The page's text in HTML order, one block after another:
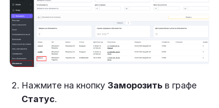
Нажмите на кнопку Заморозить в графе
Статус.